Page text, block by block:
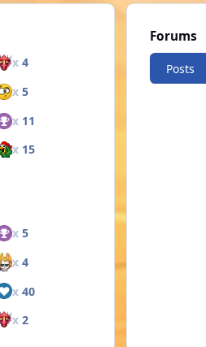
x 4
x 5
x 11
x 15
x 5
x 4
x 40
x 2
Forums
Posts